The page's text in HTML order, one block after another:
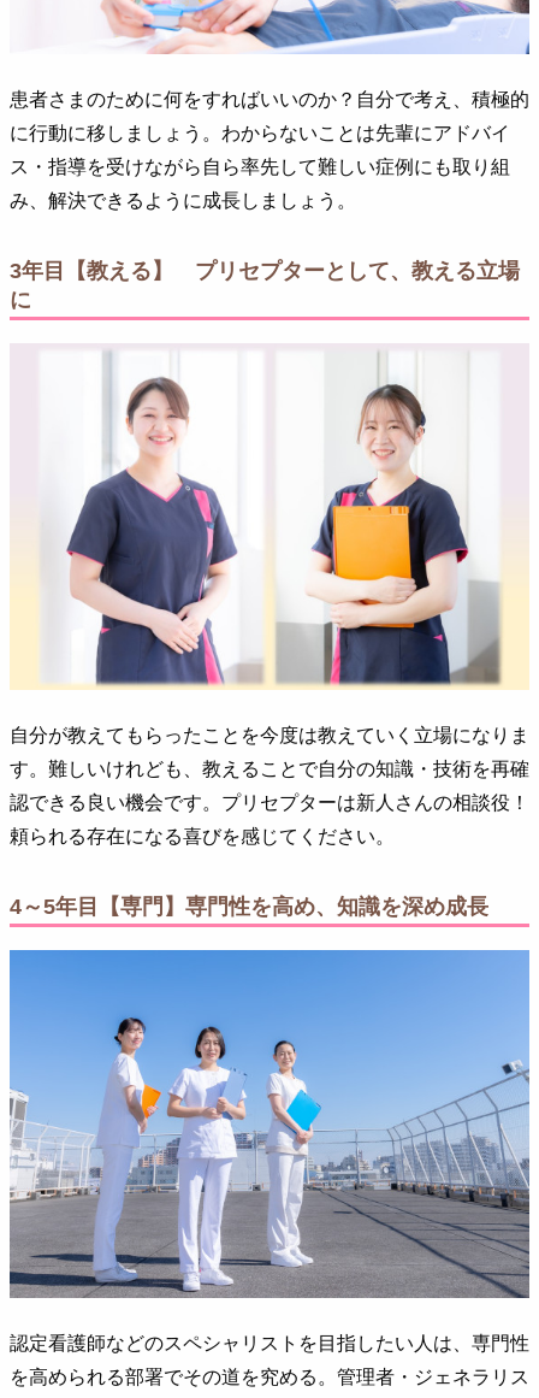
患者さまのために何をすればいいのか？自分で考え、積極的
に行動に移しましょう。わからないことは先輩にアドバイ
ス・指導を受けながら自ら率先して難しい症例にも取り組
み、解決できるように成長しましょう。
3年目【教える】 プリセプターとして、教える立場
に
自分が教えてもらったことを今度は教えていく立場になりま
す。難しいけれども、教えることで自分の知識・技術を再確
認できる良い機会です。プリセプターは新人さんの相談役！
頼られる存在になる喜びを感じてください。
4～5年目【専門】専門性を高め、知識を深め成長
認定看護師などのスペシャリストを目指したい人は、専門性
を高められる部署でその道を究める。管理者・ジェネラリス